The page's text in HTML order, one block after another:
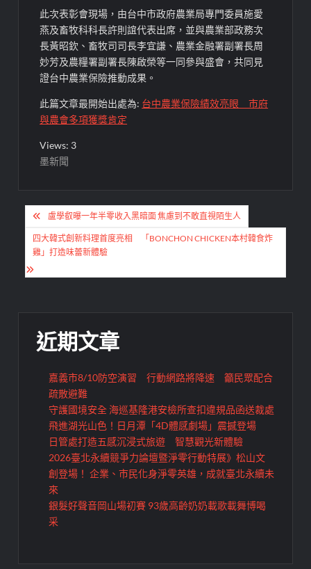
此次表彰會現場，由台中市政府農業局專門委員施愛
燕及畜牧科科長許則誼代表出席，並與農業部政務次
長黃昭欽、畜牧司司長李宜謙、農業金融署副署長周
妙芳及農糧署副署長陳啟榮等一同參與盛會，共同見
證台中農業保險推動成果。
此篇文章最開始出處為: 台中農業保險績效亮眼 市府
與農會多項獲獎肯定
Views: 3
墨新聞
文
章
導
覽
盧學叡曝一年半零收入黑暗面 焦慮到不敢直視陌生人
四大韓式創新料理首度亮相 「BONCHON CHICKEN本村韓食炸
雞」打造味蕾新體驗
近期文章
嘉義市8/10防空演習 行動網路將降速 籲民眾配合
疏散避難
守護國境安全 海巡基隆港安檢所查扣違規品函送裁處
飛進湖光山色！日月潭「4D體感劇場」震撼登場
日管處打造五感沉浸式旅遊 智慧觀光新體驗
2026臺北永續競爭力論壇暨淨零行動特展》松山文
創登場！ 企業、市民化身淨零英雄，成就臺北永續未
來
銀髮好聲音岡山場初賽 93歲高齡奶奶載歌載舞博喝
采